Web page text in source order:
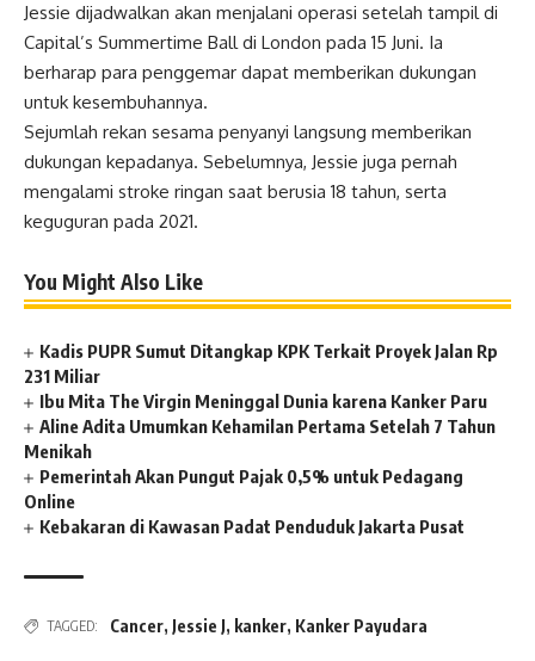
Jessie dijadwalkan akan menjalani operasi setelah tampil di
Capital’s Summertime Ball di London pada 15 Juni. Ia
berharap para penggemar dapat memberikan dukungan
untuk kesembuhannya.
Sejumlah rekan sesama penyanyi langsung memberikan
dukungan kepadanya. Sebelumnya, Jessie juga pernah
mengalami stroke ringan saat berusia 18 tahun, serta
keguguran pada 2021.
You Might Also Like
Kadis PUPR Sumut Ditangkap KPK Terkait Proyek Jalan Rp
231 Miliar
Ibu Mita The Virgin Meninggal Dunia karena Kanker Paru
Aline Adita Umumkan Kehamilan Pertama Setelah 7 Tahun
Menikah
Pemerintah Akan Pungut Pajak 0,5% untuk Pedagang
Online
Kebakaran di Kawasan Padat Penduduk Jakarta Pusat
TAGGED: Cancer, Jessie J, kanker, Kanker Payudara